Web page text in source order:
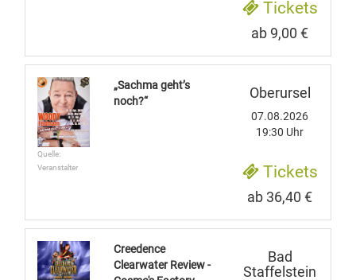
Tickets
ab 9,00 €
Quelle:
Veranstalter
„Sachma geht’s
noch?“
Oberursel
07.08.2026
19:30 Uhr
Tickets
ab 36,40 €
Creedence
Clearwater Review -
Bad
Staffelstein